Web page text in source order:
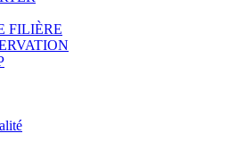
FILIÈRE